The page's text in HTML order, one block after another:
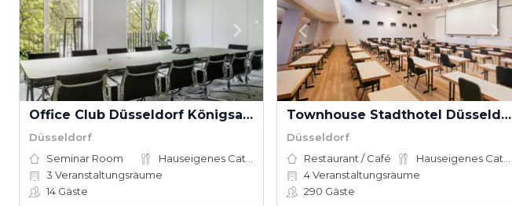
Office Club Düsseldorf Königsallee
Düsseldorf
Seminar Room
3 Veranstaltungsräume
14 Gäste
Townhouse Stadthotel Düsseldorf
Düsseldorf
Restaurant / Café
4Veranstaltungsräume
290 Gäste